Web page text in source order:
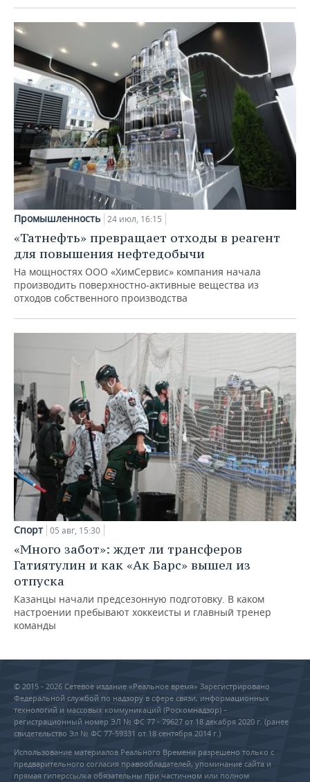
Промышленность 24 июл, 16:15
«Татнефть» превращает отходы в реагент
для повышения нефтедобычи
На мощностях ООО «ХимСервис» компания начала
производить поверхностно-активные вещества из
отходов собственного производства
Спорт 05 авг, 15:30
«Много забот»: ждет ли трансферов
Гатиятулин и как «Ак Барс» вышел из
отпуска
Казанцы начали предсезонную подготовку. В каком
настроении пребывают хоккеисты и главный тренер
команды
© 2015 - 2026 Сетевое издание «Реальное время» Зарегистрировано
Федеральной службой по надзору в сфере связи, информационных
технологий и массовых коммуникаций (Роскомнадзор) –
регистрационный номер ЭЛ № ФС 77 - 79627 от 18 декабря 2020 г. (ранее
свидетельство Эл № ФС 77-59331 от 18 сентября 2014 г.)
Использование материалов Реального Времени разрешено только с
предварительного согласия правообладателей, упоминание сайта и
прямая гиперссылка обязательны при частичном или полном